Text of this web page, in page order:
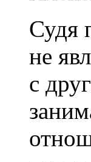
Судя
не
с